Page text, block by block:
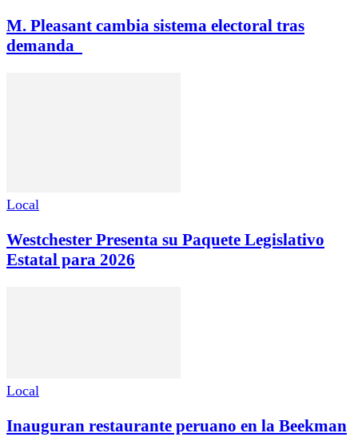
M. Pleasant cambia sistema electoral tras
demanda
Local
Westchester Presenta su Paquete Legislativo
Estatal para 2026
Local
Inauguran restaurante peruano en la Beekman